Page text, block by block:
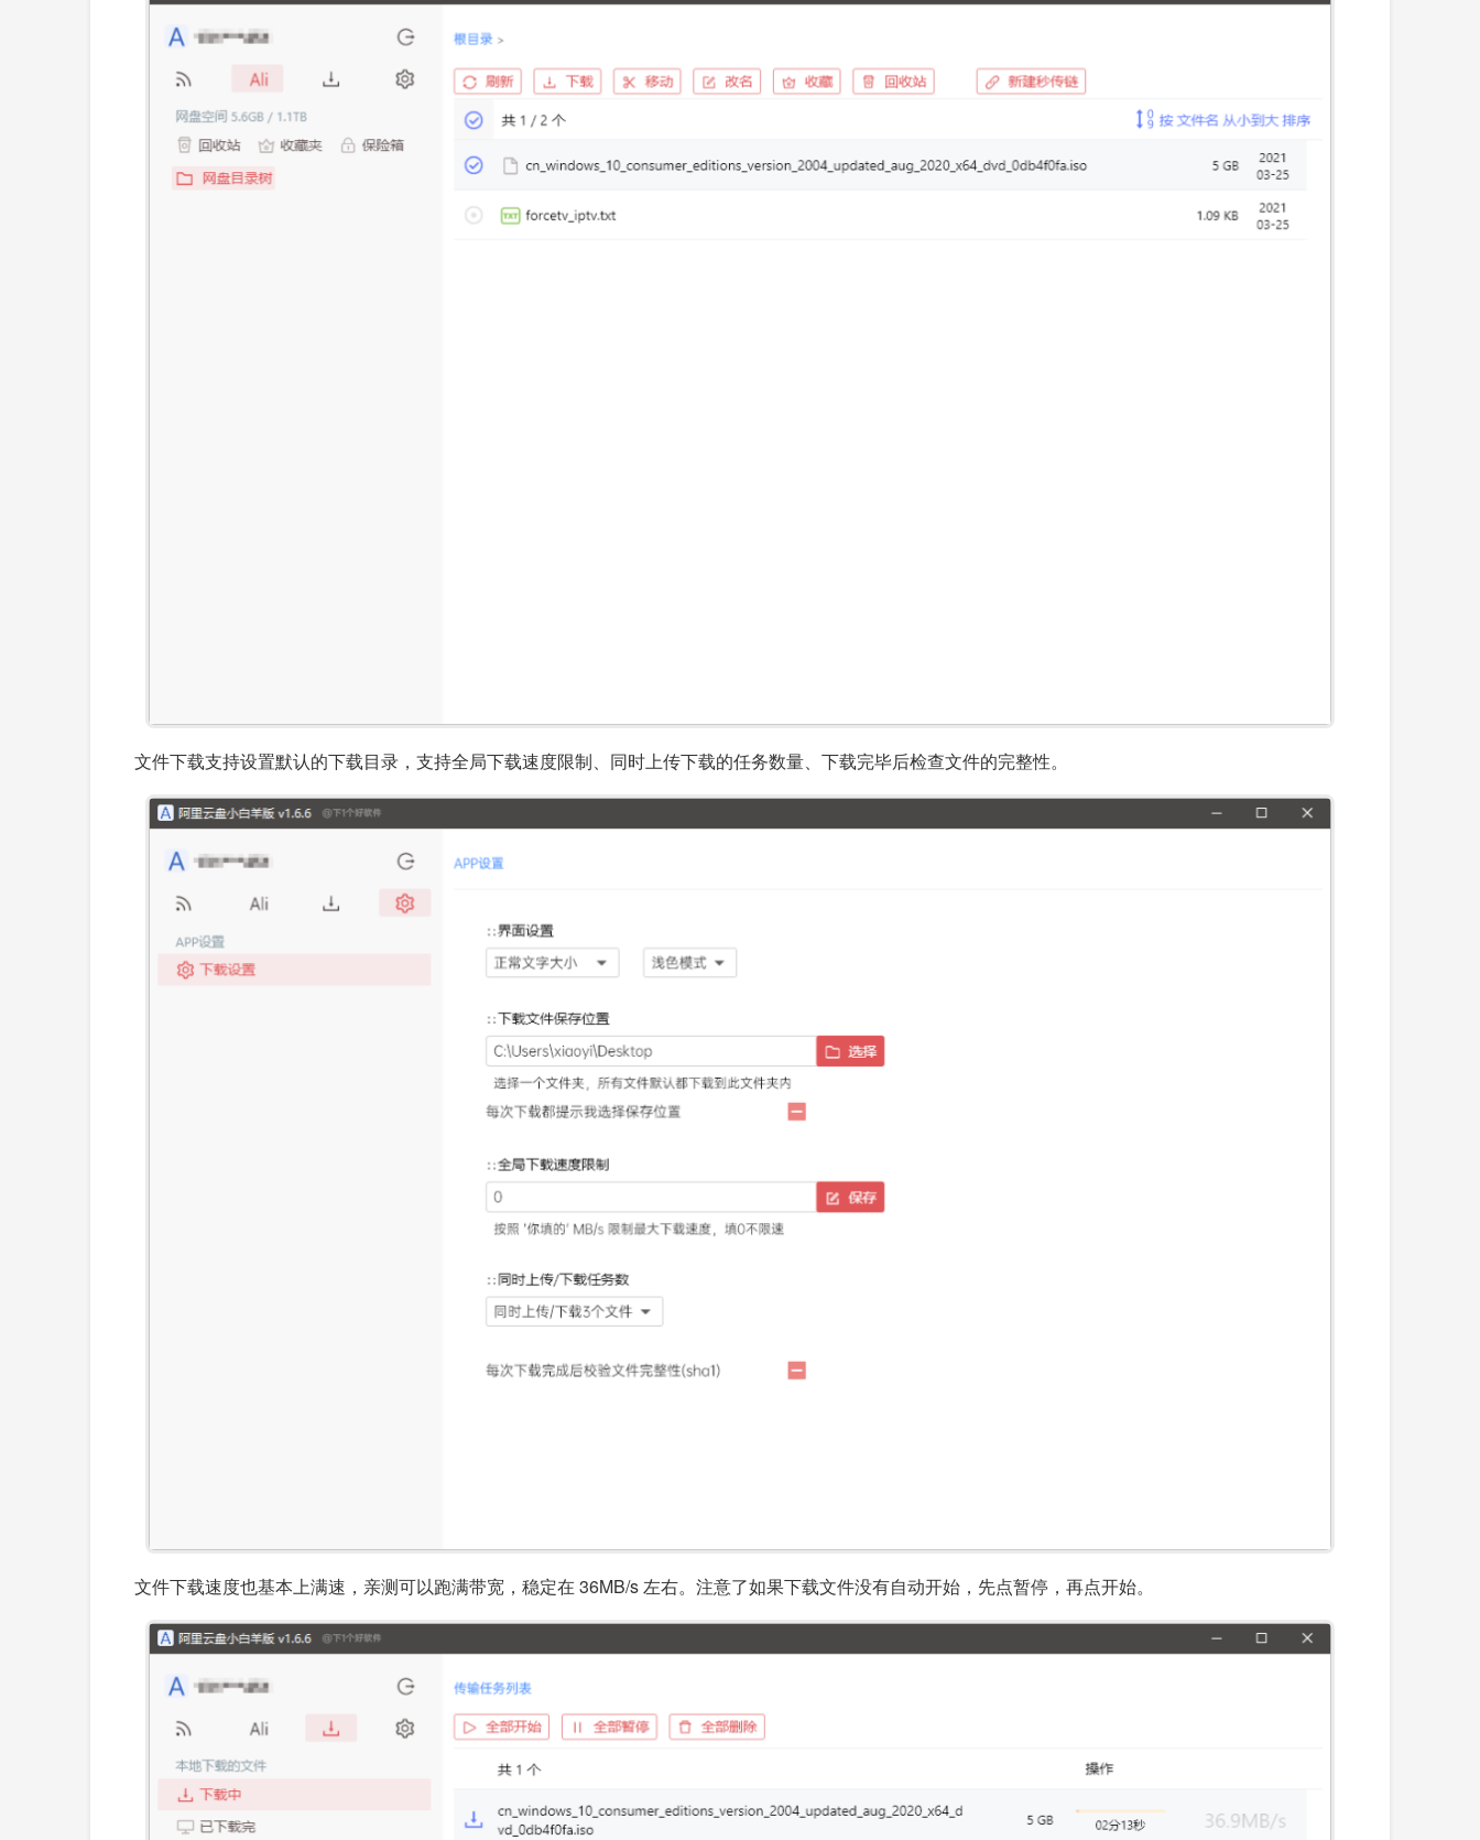
文件下载支持设置默认的下载目录，支持全局下载速度限制、同时上传下载的任务数量、下载完毕后检查文件的完整性。
文件下载速度也基本上满速，亲测可以跑满带宽，稳定在 36MB/s 左右。注意了如果下载文件没有自动开始，先点暂停，再点开始。